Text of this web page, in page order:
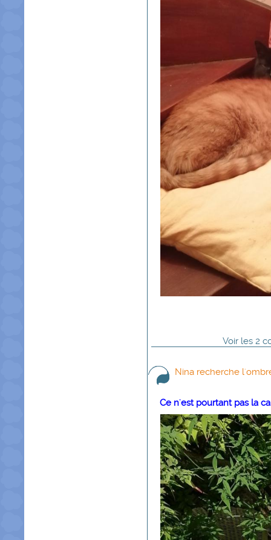
Voir les 2
Nina recherche
Ce n'est pourtant pas la